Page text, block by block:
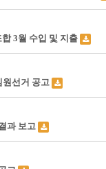
3월 수입 및 지출
원선거 공고
과 보고